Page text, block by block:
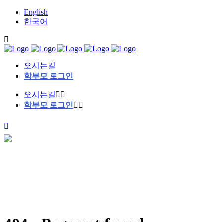
English
한국어
오시는길
학부모 로그인
오시는길
학부모 로그인